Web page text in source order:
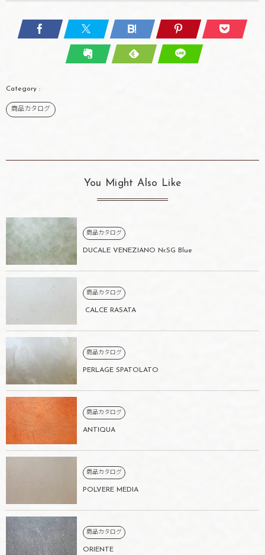
商品カタログ
You Might Also Like
商品カタログ
DUCALE VENEZIANO Nr.SG Blue
商品カタログ
CALCE RASATA
商品カタログ
PERLAGE SPATOLATO
商品カタログ
ANTIQUA
商品カタログ
POLVERE MEDIA
商品カタログ
ORIENTE